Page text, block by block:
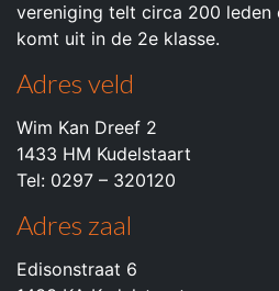
vereniging telt circa 200 leden
komt uit in de 2e klasse.
Adres veld
Wim Kan Dreef 2
1433 HM Kudelstaart
Tel: 0297 – 320120
Adres zaal
Edisonstraat 6